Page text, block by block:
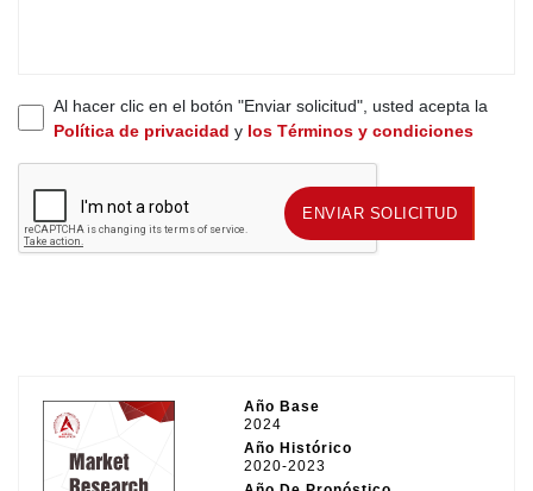
Al hacer clic en el botón "Enviar solicitud", usted acepta la
Política de privacidad y los Términos y condiciones
ENVIAR SOLICITUD ENVIAR SOLICITUD
Año Base
2024
Año Histórico
2020-2023